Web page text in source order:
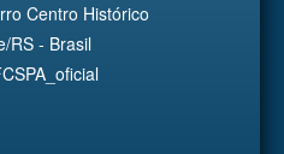
Centro Histórico
RS - Brasil